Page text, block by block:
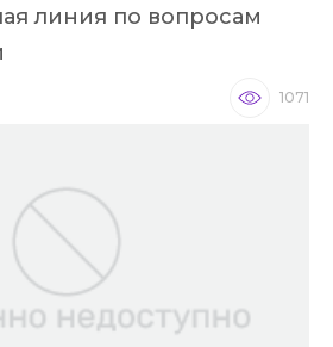
линия по вопросам
1071